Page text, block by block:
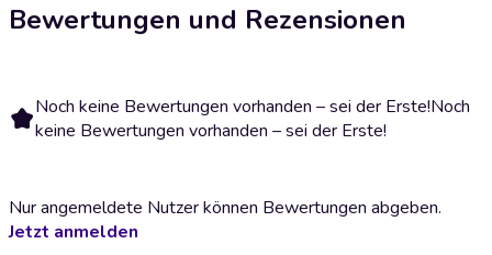
Bewertungen und Rezensionen
Noch keine Bewertungen vorhanden – sei der Erste!Noch
keine Bewertungen vorhanden – sei der Erste!
Nur angemeldete Nutzer können Bewertungen abgeben.
Jetzt anmelden